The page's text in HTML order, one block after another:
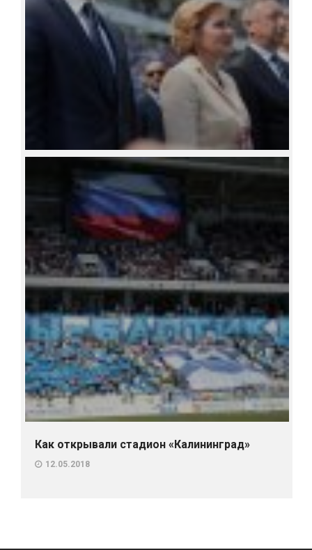
Как открывали стадион «Калининград»
12.05.2018